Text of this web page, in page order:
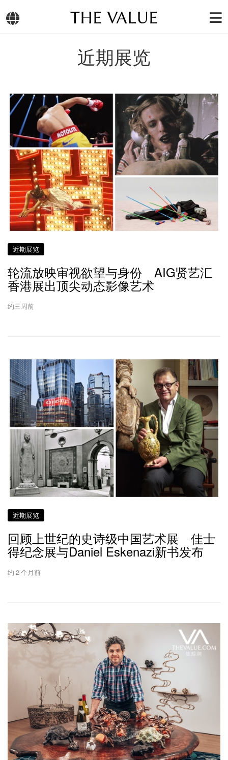
THE VALUE
近期展览
近期展览
轮流放映审视欲望与身份 AIG贤艺汇
香港展出顶尖动态影像艺术
约三周前
近期展览
回顾上世纪的史诗级中国艺术展 佳士
得纪念展与Daniel Eskenazi新书发布
约 2 个月前